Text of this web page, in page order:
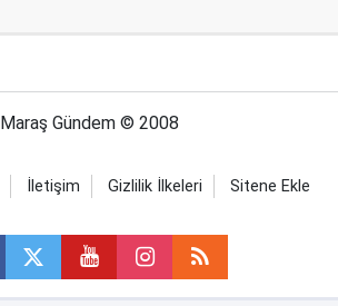
Maraş Gündem © 2008
İletişim Gizlilik İlkeleri Sitene Ekle